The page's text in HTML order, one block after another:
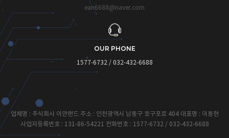
ean6688@naver.com
OUR PHONE
1577-6732 / 032-432-6688
업체명 : 주식회사 이안랜드 주소 : 인천광역시 남동구 호구포로 404 대표명 : 이동현
사업자등록번호 : 131-86-54221 전화번호 : 1577-6732 / 032-432-6688